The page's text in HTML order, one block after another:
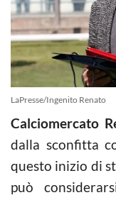
LaPresse/Ingenito Renato
Calciomercato
dalla sconfitta
questo inizio di
può